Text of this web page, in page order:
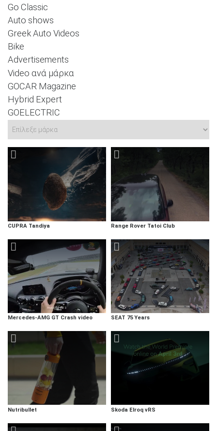
Go Classic
Auto shows
Greek Auto Videos
Bike
Advertisements
Video ανά μάρκα
GOCAR Magazine
Hybrid Expert
GOELECTRIC
CUPRA Tandiya Range Rover Tatoi Club
Mercedes-AMG GT Crash video SEAT 75 Years
Nutribullet Skoda Elroq vRS